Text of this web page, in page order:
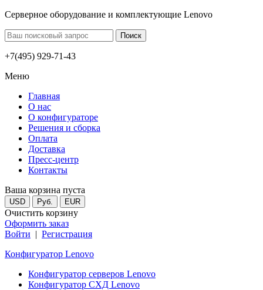
Серверное оборудование и комплектующие Lenovo
+7(495) 929-71-43
Меню
Главная
О нас
О конфигураторе
Решения и сборка
Оплата
Доставка
Пресс-центр
Контакты
Ваша корзина пуста
USD Руб. EUR
Очистить корзину
Оформить заказ
Войти | Регистрация
Конфигуратор Lenovo
Конфигуратор серверов Lenovo
Конфигуратор СХД Lenovo